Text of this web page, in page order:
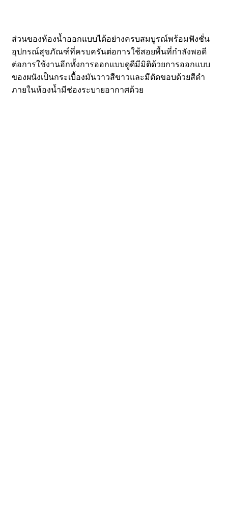
ส่วนของห้องน้ำออกแบบได้อย่างครบสมบูรณ์พร้อมฟังชั่น
อุปกรณ์สุขภัณฑ์ที่ครบครันต่อการใช้สอยพื้นที่กำลังพอดี
ต่อการใช้งานอีกทั้งการออกแบบดูดีมีมิติด้วยการออกแบบ
ของผนังเป็นกระเบื้องมันวาวสีขาวและมีตัดขอบด้วยสีดำ
ภายในห้องน้ำมีช่องระบายอากาศด้วย